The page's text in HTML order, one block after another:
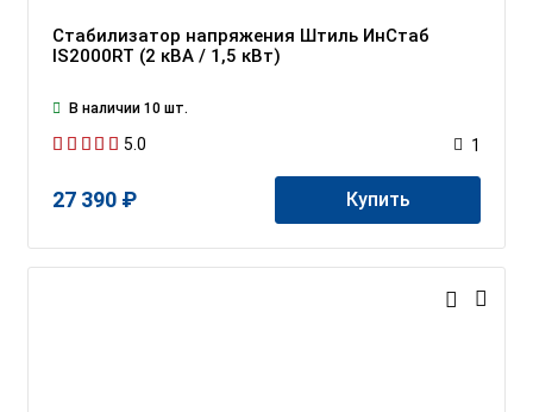
Стабилизатор напряжения Штиль ИнСтаб
IS2000RT (2 кВА / 1,5 кВт)
В наличии 10 шт.
5.0 1
27 390 ₽ Купить